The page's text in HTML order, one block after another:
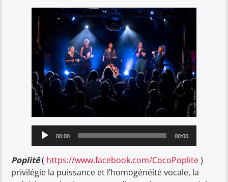
Lecteur
audio
00:00 00:00
Poplitê( https://www.facebook.com/CocoPoplite)
privilégie la puissance et l’homogénéité vocale, la